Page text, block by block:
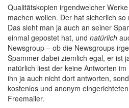
Qualitätskopien irgendwelcher
machen wollen. Der hat sicherlich
Das sieht man ja auch an seiner
einmal gepostet hat, und natürlich
Newsgroup – ob die Newsgroups
Spammer dabei ziemlich egal, er ist
natürlich liest der keine Antworten
ihn ja auch nicht dort antworten,
kostenlos und anonym
Freemailer.